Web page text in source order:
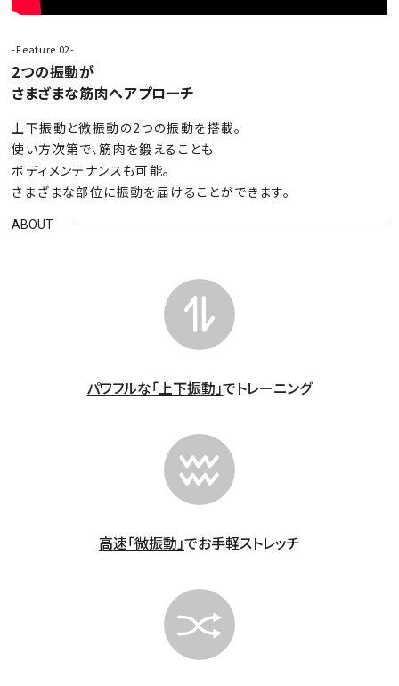
-Feature 02-
2つの振動が
さまざまな筋肉へアプローチ
上下振動と微振動の2つの振動を搭載。
使い方次第で、筋肉を鍛えることも
ボディメンテナンスも可能。
さまざまな部位に振動を届けることができます。
ABOUT
パワフルな「上下振動」でトレーニング
高速「微振動」でお手軽ストレッチ